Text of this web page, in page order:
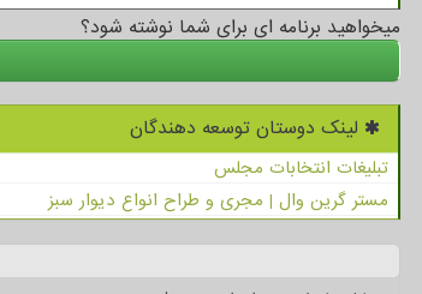
میخواهید برنامه ای برای شما نوشته شود؟
لینک دوستان توسعه دهندگان
تبلیغات انتخابات مجلس
مستر گرین وال | مجری و طراح انواع دیوار سبز